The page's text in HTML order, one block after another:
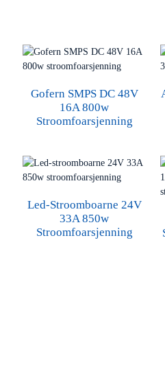
Gofern SMPS DC 48V
16A 800w
Stroomfoarsjenning
Led-Stroomboarne 24V
33A 850w
Stroomfoarsjenning